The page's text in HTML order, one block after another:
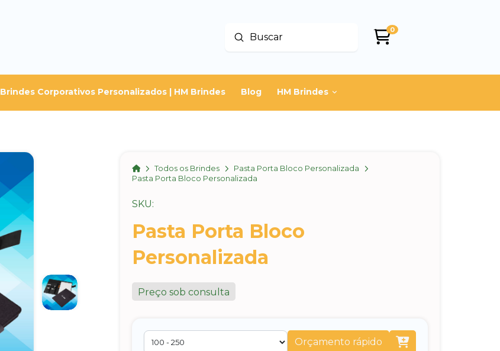
Buscar
Enviar
0
Brindes Corporativos Personalizados | HM Brindes Blog HM Brindes
HomeTodos os Brindes
Pasta Porta Bloco Personalizada
Pasta Porta Bloco Personalizada
SKU:
Pasta Porta Bloco
Personalizada
Preço sob consulta
Orçamento rápido